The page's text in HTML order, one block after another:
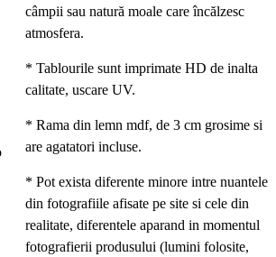
câmpii sau natură moale care încălzesc
atmosfera.
* Tablourile sunt imprimate HD de inalta
calitate, uscare UV.
* Rama din lemn mdf, de 3 cm grosime si
are agatatori incluse.
* Pot exista diferente minore intre nuantele
din fotografiile afisate pe site si cele din
realitate, diferentele aparand in momentul
fotografierii produsului (lumini folosite,